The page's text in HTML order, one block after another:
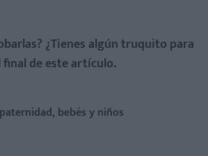
¿Tienes algún truquito para
de este artículo.
bebés y niños